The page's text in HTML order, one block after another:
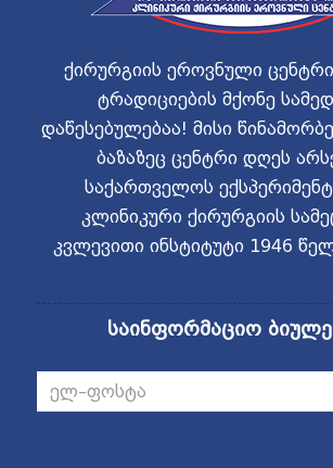
ქირურგიის ეროვნული
ტრადიციების მქონე
დაწესებულებაა! მისი
ბაზაზეც ცენტრი დღეს
საქართველოს
კლინიკური ქირურგიის
კვლევითი ინსტიტუტი 1946
საინფორმაციო